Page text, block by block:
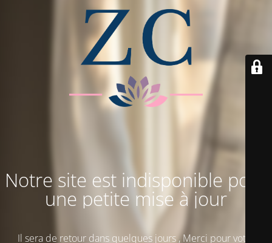
Notre site est indisponible pour
une petite mise à jour
Il sera de retour dans quelques jours , Merci pour votre